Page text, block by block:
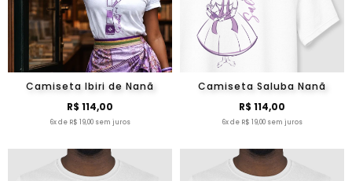
Camiseta Ibiri de Nanã
R$ 114,00
6x de R$ 19,00 sem juros
Camiseta Saluba Nanã
R$ 114,00
6x de R$ 19,00 sem juros